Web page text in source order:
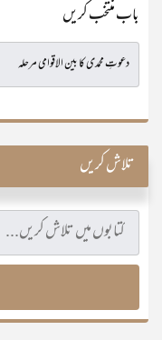
باب منتخب کریں
تلاش کریں